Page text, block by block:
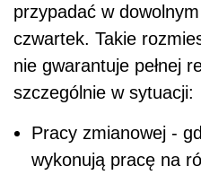
przypadać w
czwartek. Takie
nie gwarantuje pełnej
szczególnie w sytuacji:
Pracy zmianowej -
wykonują pracę na